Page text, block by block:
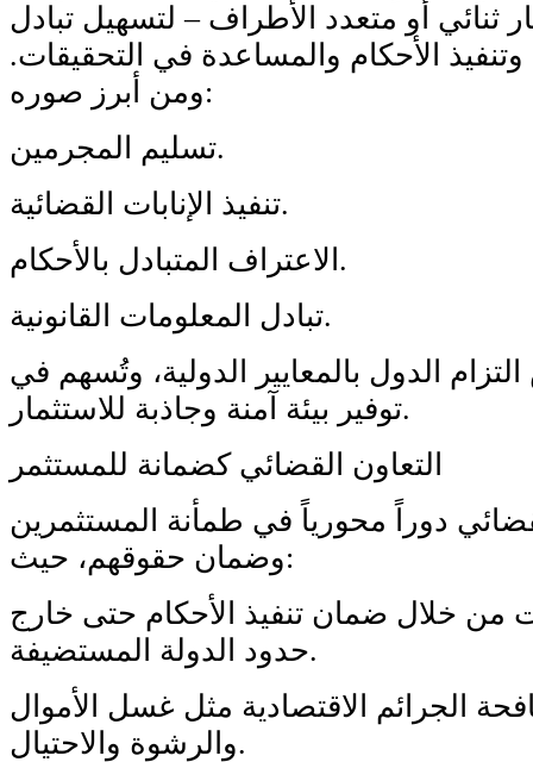
ثنائي أو متعدد الأطراف – لتسهيل تبادل
وتنفيذ الأحكام والمساعدة في التحقيقات.
ومن أبرز صوره:
تسليم المجرمين.
تنفيذ الإنابات القضائية.
الاعتراف المتبادل بالأحكام.
تبادل المعلومات القانونية.
الدول بالمعايير الدولية، وتُسهم في
توفير بيئة آمنة وجاذبة للاستثمار.
التعاون القضائي كضمانة للمستثمر
دوراً محورياً في طمأنة المستثمرين
وضمان حقوقهم، حيث:
من خلال ضمان تنفيذ الأحكام حتى خارج
حدود الدولة المستضيفة.
الجرائم الاقتصادية مثل غسل الأموال
والرشوة والاحتيال.